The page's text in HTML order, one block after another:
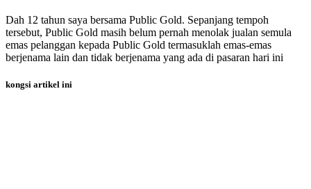
Dah 12 tahun saya bersama Public Gold. Sepanjang tempoh
tersebut, Public Gold masih belum pernah menolak jualan semula
emas pelanggan kepada Public Gold termasuklah emas-emas
berjenama lain dan tidak berjenama yang ada di pasaran hari ini
kongsi artikel ini